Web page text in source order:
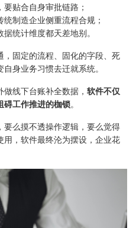
贴合自身审批链路；
制造企业侧重流程合规；
统计维度都天差地别。
固定的流程、固化的字段、死
身业务习惯去迁就系统。
线下台账补全数据， 软件不仅
碍工作推进的枷锁。
要么摸不透操作逻辑，要么觉得
用，软件最终沦为摆设，企业花